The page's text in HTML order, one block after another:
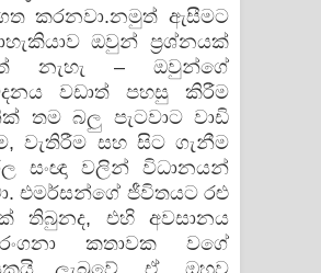
කරනවා.නමුත් ඇසීමට
ඔවුන් ප්‍රශ්නයක්
නැහැ – ඔවුන්ගේ
වඩාත් පහසු කිරීම
තම බලු පැටවාට වාඩි
වැතිරීම සහ සිට ගැනීම
සංඥා වලින් විධානයන්
එමර්සන්ගේ ජීවිතයට රළු
තිබුනද, එහි අවසානය
කතාවක වගේ
ලැබුවේ. ඒ, ඔහුව